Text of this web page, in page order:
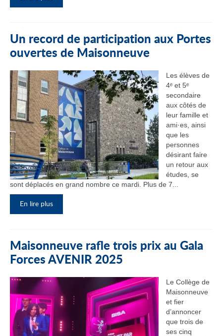
Un record de participation aux Portes
ouvertes de Maisonneuve
Les élèves de
4ᵉ et 5ᵉ
secondaire
aux côtés de
leur famille et
ami·es, ainsi
que les
personnes
désirant faire
un retour aux
études, se
sont déplacés en grand nombre ce mardi. Plus de 7...
En lire plus
Maisonneuve rafle trois prix au Gala
Forces AVENIR 2025
Le Collège de
Maisonneuve
et fier
d’annoncer
que trois de
ses cinq